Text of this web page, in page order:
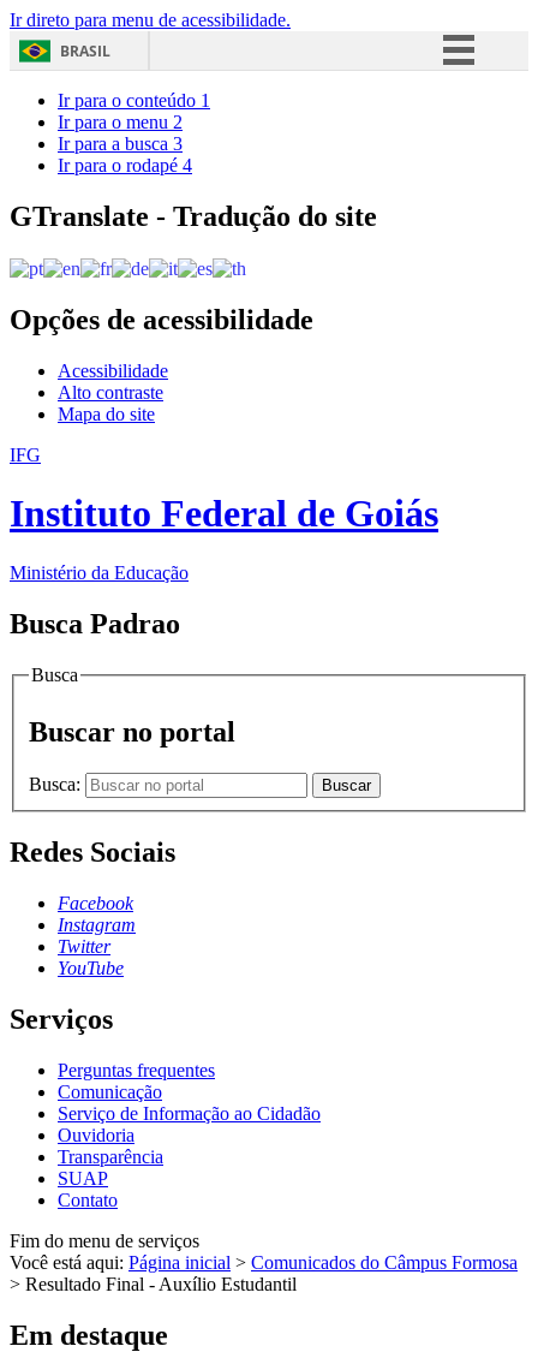
Ir direto para menu de acessibilidade.
BRASIL
Acesso à informação
Ir para o conteúdo 1
Ir para o menu 2
Ir para a busca 3
Ir para o rodapé 4
GTranslate - Tradução do site
Opções de acessibilidade
Acessibilidade
Alto contraste
Mapa do site
IFG
Instituto Federal de Goiás
Ministério da Educação
Busca Padrao
Busca
Buscar no portal
Busca: Buscar
Redes Sociais
Facebook
Instagram
Twitter
YouTube
Serviços
Perguntas frequentes
Comunicação
Serviço de Informação ao Cidadão
Ouvidoria
Transparência
SUAP
Contato
Fim do menu de serviços
Você está aqui: Página inicial > Comunicados do Câmpus Formosa
> Resultado Final - Auxílio Estudantil
Em destaque